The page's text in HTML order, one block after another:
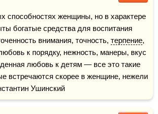
способностях женщины, но в характере
внимания, точность, терпение,
к порядку, нежность, манеры, вкус
любовь к детям — все это такие
встречаются скорее в женщине, нежели
Ушинский